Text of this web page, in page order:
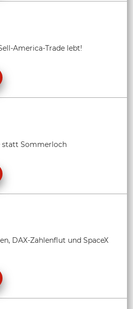
America-Trade lebt!
statt Sommerloch
DAX-Zahlenflut und SpaceX